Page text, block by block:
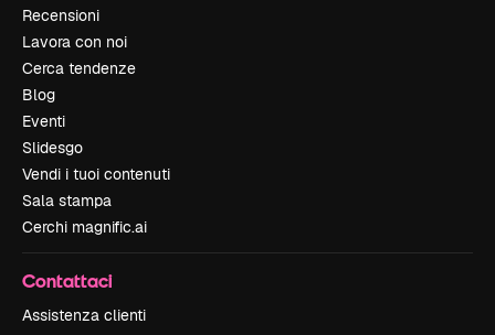
Recensioni
Lavora con noi
Cerca tendenze
Blog
Eventi
Slidesgo
Vendi i tuoi contenuti
Sala stampa
Cerchi magnific.ai
Contattaci
Assistenza clienti